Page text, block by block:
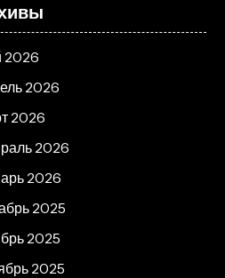
2026
2026
2026
2026
2026
2025
2025
2025